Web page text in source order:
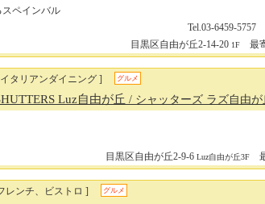
スペインバル
Tel.03-6459-5757
目黒区自由が丘2-14-20 1F 最
タリアンダイニング ] グルメ
Luz自由が丘 / シャッターズ ラズ自由が
目黒区自由が丘2-9-6 Luz自由が丘3F
レンチ、ビストロ ] グルメ